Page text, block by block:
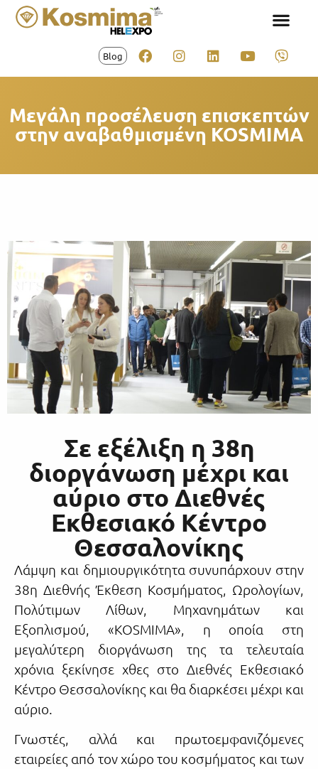
Blog
Μεγάλη προσέλευση επισκεπτών
στην αναβαθμισμένη KOSMIMA
Σε εξέλιξη η 38η
διοργάνωση μέχρι και
αύριο στο Διεθνές
Εκθεσιακό Κέντρο
Θεσσαλονίκης
Λάμψη και δημιουργικότητα συνυπάρχουν στην
38η Διεθνής Έκθεση Κοσμήματος, Ωρολογίων,
Πολύτιμων Λίθων, Μηχανημάτων και
Εξοπλισμού, «KOSMIMA», η οποία στη
μεγαλύτερη διοργάνωση της τα τελευταία
χρόνια ξεκίνησε χθες στο Διεθνές Εκθεσιακό
Κέντρο Θεσσαλονίκης και θα διαρκέσει μέχρι και
αύριο.
Γνωστές, αλλά και πρωτοεμφανιζόμενες
εταιρείες από τον χώρο του κοσμήματος και των